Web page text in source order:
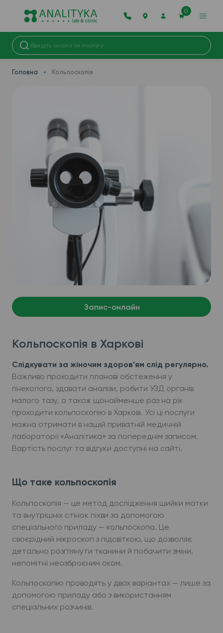
0
Головна Кольпоскопія
Запис-онлайн
Кольпоскопія в Харкові
Слідкувати за жіночим здоров’ям слід регулярно.
Важливо проходити планові обстеження у
гінеколога, здавати аналізи, робити УЗД органів
малого тазу, а також щонайменше раз на рік
проходити кольпоскопію в Харкові. Усі ці послуги
можна отримати в нашій приватній медичній
лабораторії «Аналітика» за попереднім записом.
Вартість послуг та відгуки доступні на сайті.
Що таке кольпоскопія
Кольпоскопія — це метод дослідження шийки матки
та внутрішніх стінок піхви за допомогою
спеціального приладу — кольпоскопа. Це
своєрідний мікроскоп з підсвіткою, що дозволяє
детально розглянути тканини й побачити зміни,
непомітні неозброєним оком.
Кольпоскопію проводять у двох варіантах — лише за
допомогою приладу або з використанням
спеціальних розчинів.